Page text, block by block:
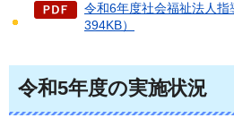
令和6年度社会福祉法人指
394KB）
令和5年度の実施状況